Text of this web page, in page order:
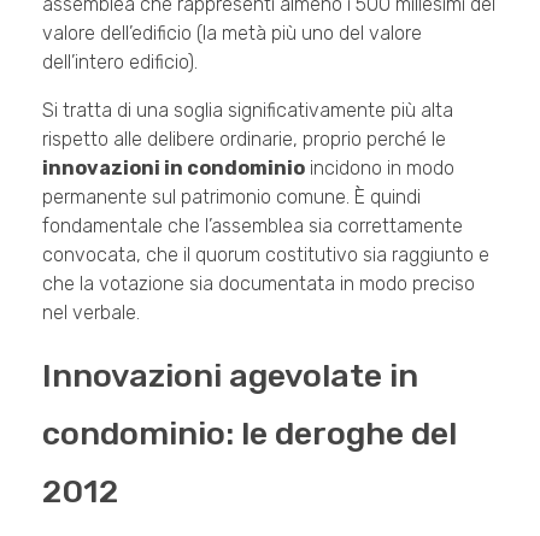
valore dell’edificio (la metà più uno del valore
dell’intero edificio).
Si tratta di una soglia significativamente più alta
rispetto alle delibere ordinarie, proprio perché le
innovazioni in condominio incidono in modo
permanente sul patrimonio comune. È quindi
fondamentale che l’assemblea sia correttamente
convocata, che il quorum costitutivo sia raggiunto e
che la votazione sia documentata in modo preciso
nel verbale.
Innovazioni agevolate in
condominio: le deroghe del
2012